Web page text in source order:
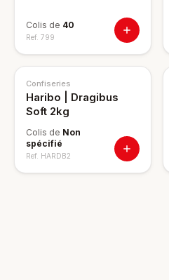
Colis de 40
Ref. 799
Confiseries
Haribo | Dragibus
Soft 2kg
Colis de Non
spécifié
Ref. HARDB2